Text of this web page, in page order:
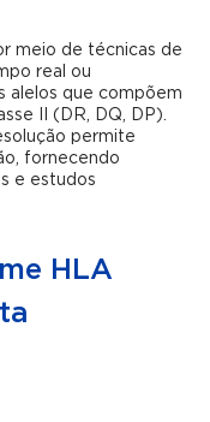
meio de técnicas de
real ou
alelos que compõem
II (DR, DQ, DP).
permite
fornecendo
e estudos
HLA